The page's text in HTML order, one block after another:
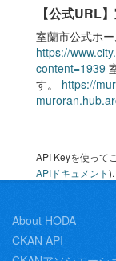
【公式URL
室蘭市公式ホ
https://
content=1939
す。 https://
API Keyを使って
APIドキュメント).
About HODA
CKAN API